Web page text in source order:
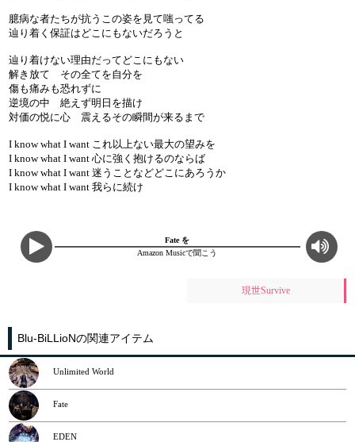
臆病な者たちが抗うこの姿を見て嗤ってる
辿り着く保証はどこにもないだろうと
辿り着けない理由だってどこにもない
解き放て その全てを自分を
傷も痛みも恐れずに
逆境の中 絶えず明日を描け
対価の悦に心 震えるその瞬間が来るまで
I know what I want これ以上ない最大の望みを
I know what I want 心に強く抱けるのならば
I know what I want 迷うことなどどこにあろうか
I know what I want 我らに続け
Fate を
Amazon Musicで聞こう
現世Survive
Blu-BiLLioNの関連アイテム
Unlimited World
Fate
EDEN